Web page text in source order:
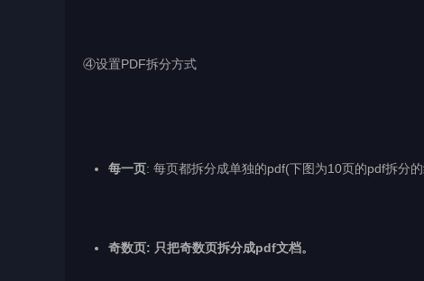
④设置PDF拆分方式
每一页: 每页都拆分成单独的pdf(下图为10页的pdf拆分
奇数页: 只把奇数页拆分成pdf文档。